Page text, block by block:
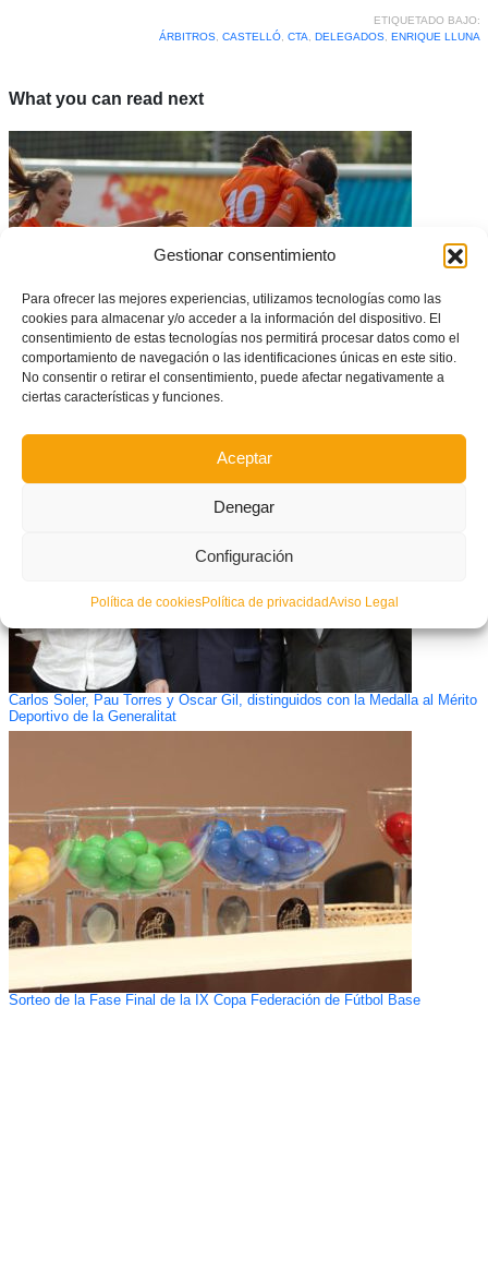
Gestionar consentimiento
Para ofrecer las mejores experiencias, utilizamos tecnologías como las
cookies para almacenar y/o acceder a la información del dispositivo. El
consentimiento de estas tecnologías nos permitirá procesar datos como el
comportamiento de navegación o las identificaciones únicas en este sitio.
No consentir o retirar el consentimiento, puede afectar negativamente a
ciertas características y funciones.
Aceptar
Denegar
Configuración
Política de cookiesPolítica de privacidadAviso Legal
ETIQUETADO BAJO:
ÁRBITROS, CASTELLÓ, CTA DELEGADOS, ENRIQUE LLUNA
What you can read next
FFCV organizará el Campeonato de España de Selecciones Autonómicas
Carlos Soler, Pau Torres y Oscar Gil, distinguidos con la Medalla al Mérito
Deportivo de la Generalitat
Sorteo de la Fase Final de la IX Copa Federación de Fútbol Base